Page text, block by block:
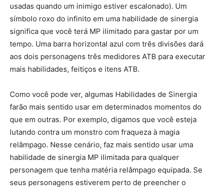
usadas quando um inimigo estiver escalonado). Um
símbolo roxo do infinito em uma habilidade de sinergia
significa que você terá MP ilimitado para gastar por um
tempo. Uma barra horizontal azul com três divisões dará
aos dois personagens três medidores ATB para executar
mais habilidades, feitiços e itens ATB.
Como você pode ver, algumas Habilidades de Sinergia
farão mais sentido usar em determinados momentos do
que em outras. Por exemplo, digamos que você esteja
lutando contra um monstro com fraqueza à magia
relâmpago. Nesse cenário, faz mais sentido usar uma
habilidade de sinergia MP ilimitada para qualquer
personagem que tenha matéria relâmpago equipada. Se
seus personagens estiverem perto de preencher o